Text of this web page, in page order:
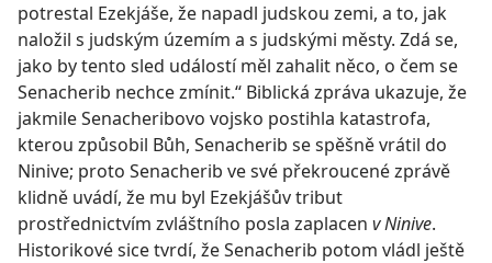
potrestal Ezekjáše, že napadl judskou zemi, a to, jak
naložil s judským územím a s judskými městy. Zdá se,
jako by tento sled událostí měl zahalit něco, o čem se
Senacherib nechce zmínit.“ Biblická zpráva ukazuje, že
jakmile Senacheribovo vojsko postihla katastrofa,
kterou způsobil Bůh, Senacherib se spěšně vrátil do
Ninive; proto Senacherib ve své překroucené zprávě
klidně uvádí, že mu byl Ezekjášův tribut
prostřednictvím zvláštního posla zaplacen v Ninive.
Historikové sice tvrdí, že Senacherib potom vládl ještě